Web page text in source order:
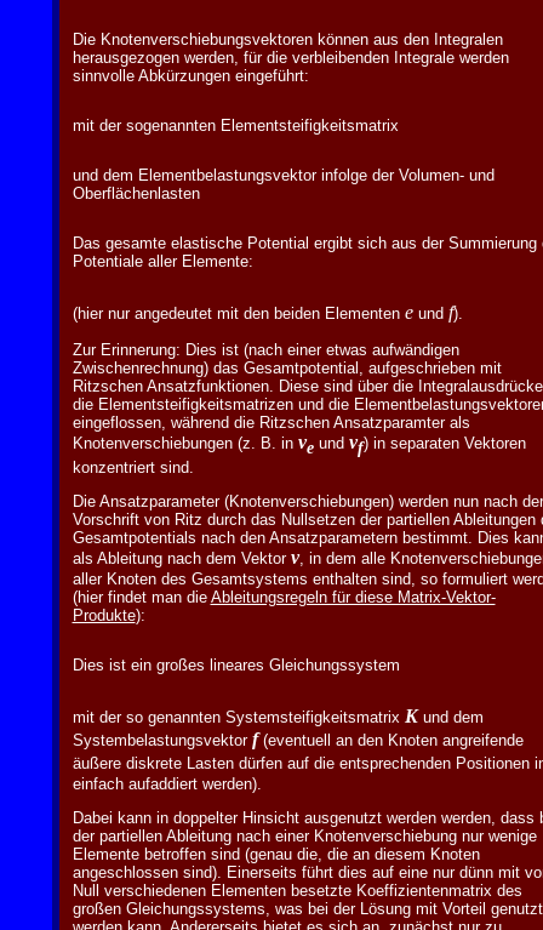
Die Knotenverschiebungsvektoren können aus den Integralen
herausgezogen werden, für die verbleibenden Integrale werden
sinnvolle Abkürzungen eingeführt:
mit der sogenannten Elementsteifigkeitsmatrix
und dem Elementbelastungsvektor infolge der Volumen- und
Oberflächenlasten
Das gesamte elastische Potential ergibt sich aus der Summierung
Potentiale aller Elemente:
(hier nur angedeutet mit den beiden Elementen eund f).
Zur Erinnerung: Dies ist (nach einer etwas aufwändigen
Zwischenrechnung) das Gesamtpotential, aufgeschrieben mit
Ritzschen Ansatzfunktionen. Diese sind über die
die Elementsteifigkeitsmatrizen und die
eingeflossen, während die Ritzschen Ansatzparamter als
Knotenverschiebungen (z. B. in veund vf) in separaten Vektoren
konzentriert sind.
Die Ansatzparameter (Knotenverschiebungen) werden nun nach der
Vorschrift von Ritz durch das Nullsetzen der partiellen Ableitungen
Gesamtpotentials nach den Ansatzparametern bestimmt. Dies
als Ableitung nach dem Vektor v, in dem alle
aller Knoten des Gesamtsystems enthalten sind, so formuliert
(hier findet man die Ableitungsregeln für diese Matrix-Vektor-
Produkte):
Dies ist ein großes lineares Gleichungssystem
mit der so genannten Systemsteifigkeitsmatrix Kund dem
Systembelastungsvektor f(eventuell an den Knoten angreifende
äußere diskrete Lasten dürfen auf die entsprechenden Positionen
einfach aufaddiert werden).
Dabei kann in doppelter Hinsicht ausgenutzt werden werden, dass
der partiellen Ableitung nach einer Knotenverschiebung nur wenige
Elemente betroffen sind (genau die, die an diesem Knoten
angeschlossen sind). Einerseits führt dies auf eine nur dünn mit
Null verschiedenen Elementen besetzte Koeffizientenmatrix des
großen Gleichungssystems, was bei der Lösung mit Vorteil genutzt